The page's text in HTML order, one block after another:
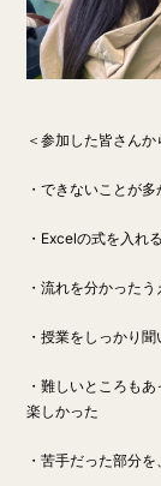
＜参加した皆さんか
・できないことが
・Excelの式を入れ
・流れを分かった
・授業をしっかり
・難しいところも
楽しかった
・苦手だった部分